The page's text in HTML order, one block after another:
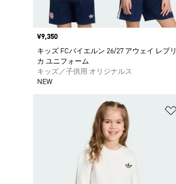
価格
¥9,350
キッズ FCバイエルン 26/27 アウェイ レプリ
カ ユニフォーム
キッズ／子供用 オリジナルス
NEW